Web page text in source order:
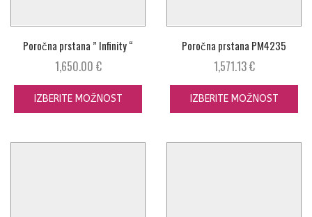
Poročna prstana ” Infinity “
1,650.00 €
IZBERITE MOŽNOST
Poročna prstana PM4235
1,571.13€
IZBERITE MOŽNOST